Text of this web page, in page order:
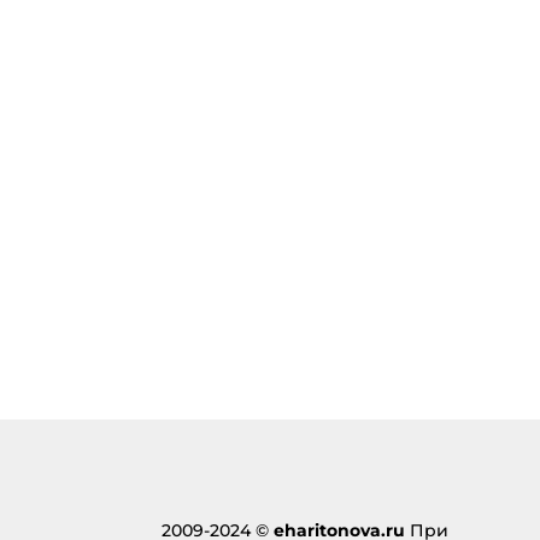
2009-2024 ©eharitonova.ru При